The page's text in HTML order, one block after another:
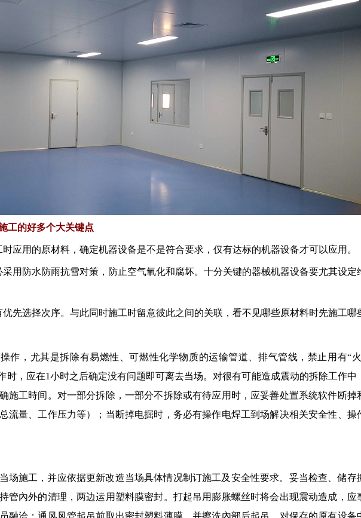
工的好多个大关键点
应用的原材料，确定机器设备是不是符合要求，仅有达标的机器设备才可以应用。
采用防水防雨抗雪对策，防止空气氧化和腐坏。十分关键的器械机器设备要尤其设定
先选择次序。与此同时施工时留意彼此之间的关联，看不见哪些原材料时先施工哪
作，尤其是拆除有易燃性、可燃性化学物质的运输管道、排气管线，禁止用有“
时，应在1小时之后确定没有问题即可离去当场。对很有可能造成震动的拆除工作中
施工時间。对一部分拆除，一部分不拆除或有待应用时，应妥善处置系统软件断掉
流量、工作压力等）；当断掉电掘时，务必有操作电焊工到场解决相关安全性、操
场施工，并应依据更新改造当场具体情况制订施工及安全性要求。妥当检查、储存
管內外的清理，两边运用塑料膜密封。打起吊用膨胀螺丝时将会出现震动造成，应
融洽：通风风管起吊前取出密封塑料薄膜，并擦洗內部后起吊，对保存的原有设备